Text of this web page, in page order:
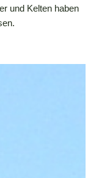
und Kelten haben